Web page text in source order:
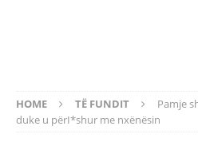
HOME TË FUNDIT
Pamje
duke u përI*shur me nxënësin